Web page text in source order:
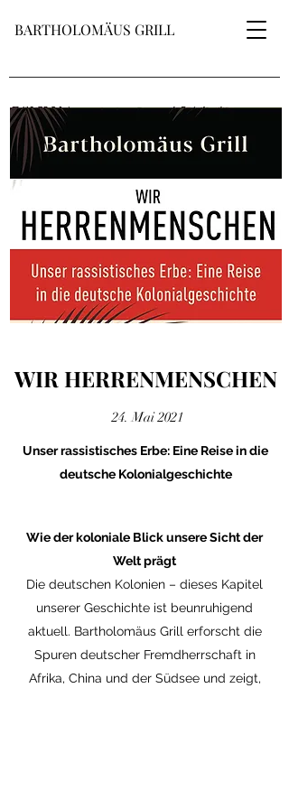
BARTHOLOMÄUS GRILL
WIR HERRENMENSCHEN
24. Mai 2021
Unser rassistisches Erbe: Eine Reise in die
deutsche Kolonialgeschichte
Wie der koloniale Blick unsere Sicht der
Welt prägt
Die deutschen Kolonien – dieses Kapitel
unserer Geschichte ist beunruhigend
aktuell. Bartholomäus Grill erforscht die
Spuren deutscher Fremdherrschaft in
Afrika, China und der Südsee und zeigt,